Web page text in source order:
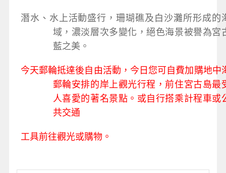
潛水、水上活動盛行，珊瑚礁及白沙灘所形成的
域，濃淡層次多變化，絕色海景被譽為宮
藍之美。
今天郵輪抵達後自由活動，今日您可自費加購地中
郵輪安排的岸上觀光行程，前住宮古島最
人喜愛的著名景點。或自行搭乘計程車或
共交通
工具前往觀光或購物。